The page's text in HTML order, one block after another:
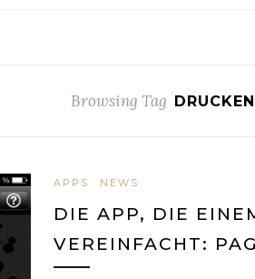
Browsing Tag DRUCKEN
APPS NEWS
DIE APP, DIE
VEREINFACHT: